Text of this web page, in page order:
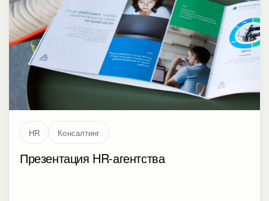
HR Консалтинг
Презентация HR-агентства